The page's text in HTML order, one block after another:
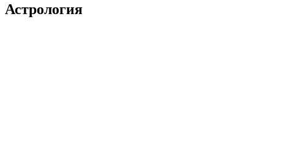
Астрология